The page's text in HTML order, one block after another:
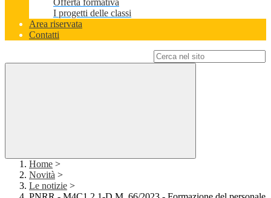
Offerta formativa
I progetti delle classi
Area riservata
Contatti
Home >
Novità >
Le notizie >